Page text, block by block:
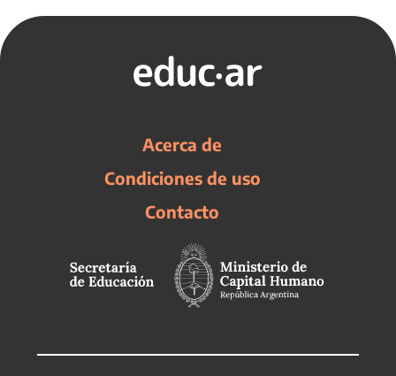
Acerca de
Condiciones de uso
Contacto